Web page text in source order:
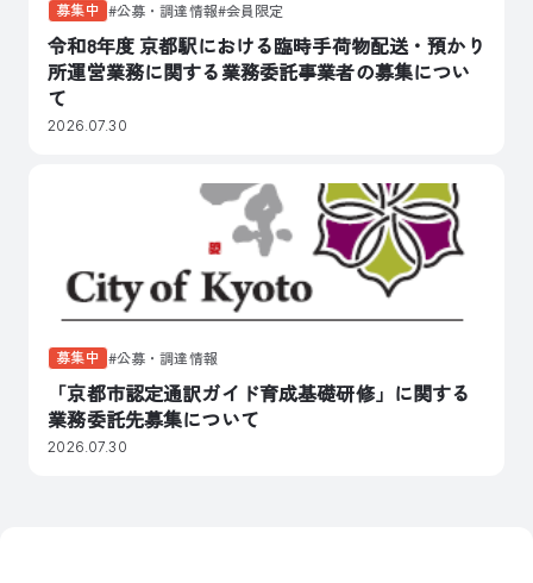
募集中 公募・調達情報 会員限定
令和8年度 京都駅における臨時手荷物配送・預かり
所運営業務に関する業務委託事業者の募集につい
て
2026.07.30
募集中 公募・調達情報
「京都市認定通訳ガイド育成基礎研修」に関する
業務委託先募集について
2026.07.30